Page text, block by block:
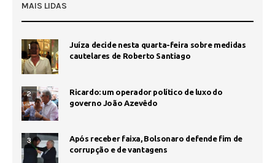
MAIS LIDAS
1
Juíza decide nesta quarta-feira sobre medidas
cautelares de Roberto Santiago
2
Ricardo: um operador político de luxo do
governo João Azevêdo
3
Após receber faixa, Bolsonaro defende fim de
corrupção e de vantagens